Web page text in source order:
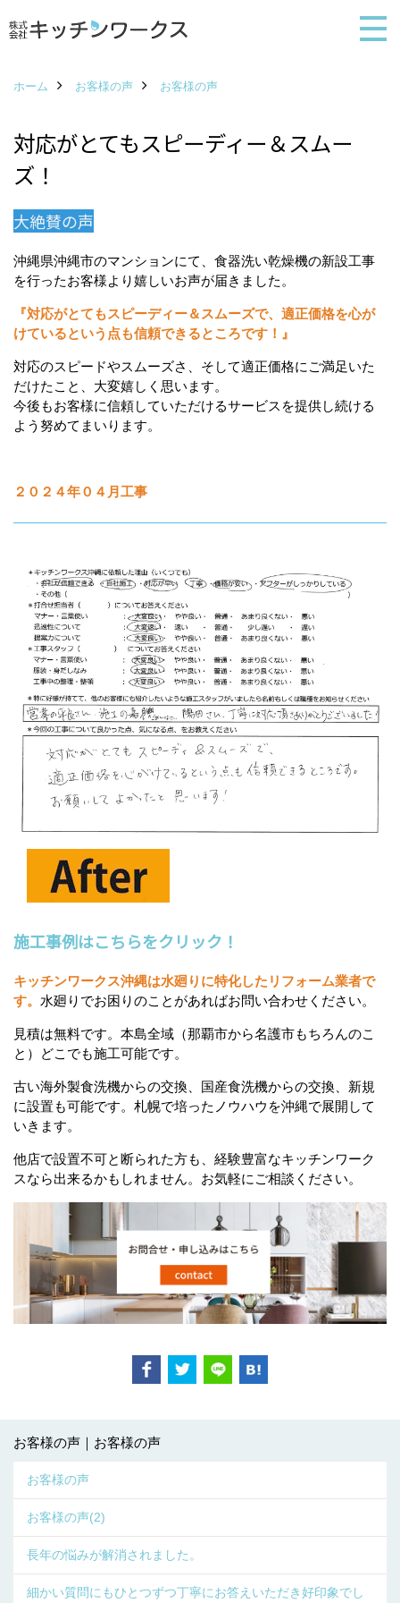
ホーム お客様の声 お客様の声
対応がとてもスピーディー＆スムー
ズ！
大絶賛の声
沖縄県沖縄市のマンションにて、食器洗い乾燥機の新設工事
を行ったお客様より嬉しいお声が届きました。
『対応がとてもスピーディー＆スムーズで、適正価格を心が
けているという点も信頼できるところです！』
対応のスピードやスムーズさ、そして適正価格にご満足いた
だけたこと、大変嬉しく思います。
今後もお客様に信頼していただけるサービスを提供し続ける
よう努めてまいります。
２０２４年０４月工事
施工事例はこちらをクリック！
キッチンワークス沖縄は水廻りに特化したリフォーム業者で
す。 水廻りでお困りのことがあればお問い合わせください。
見積は無料です。本島全域（那覇市から名護市もちろんのこ
と）どこでも施工可能です。
古い海外製食洗機からの交換、国産食洗機からの交換、新規
に設置も可能です。札幌で培ったノウハウを沖縄で展開して
いきます。
他店で設置不可と断られた方も、経験豊富なキッチンワーク
スなら出来るかもしれません。お気軽にご相談ください。
お客様の声｜お客様の声
お客様の声
お客様の声(2)
長年の悩みが解消されました。
細かい質問にもひとつずつ丁寧にお答えいただき好印象でし